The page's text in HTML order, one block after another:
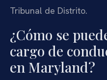
Tribunal de Distrito.
¿Cómo se
cargo de
en Maryland?